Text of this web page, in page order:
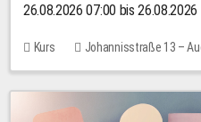
26.08.2026 07:00 bis 26.08.2026
Kurs
Johannisstraße 13 –
Keine freien Plätze